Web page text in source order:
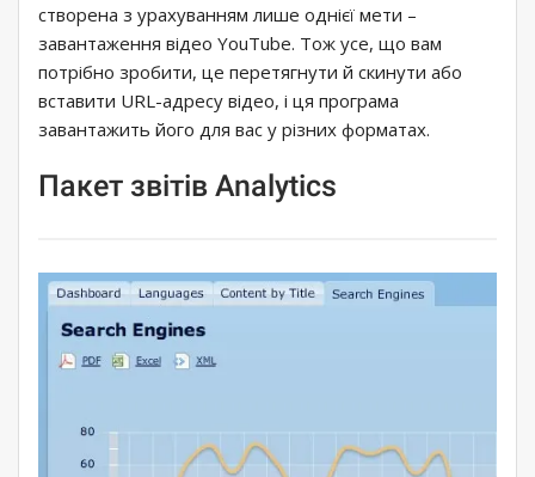
створена з урахуванням лише однієї мети –
завантаження відео YouTube. Тож усе, що вам
потрібно зробити, це перетягнути й скинути або
вставити URL-адресу відео, і ця програма
завантажить його для вас у різних форматах.
Пакет звітів Analytics